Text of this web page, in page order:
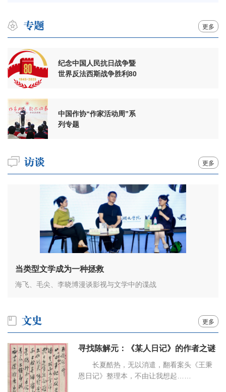
更多
纪念中国人民抗日战争暨
世界反法西斯战争胜利80
中国作协“作家活动周”系
列专题
更多
当类型文学成为一种拯救
海飞、毛尖、李晓博漫谈影视与文学中的谍战
更多
寻找陈解元：《某人日记》的作者之谜
长夏酷热，无以消遣，翻看案头《王秉
恩日记》整理本，不由让我想起……